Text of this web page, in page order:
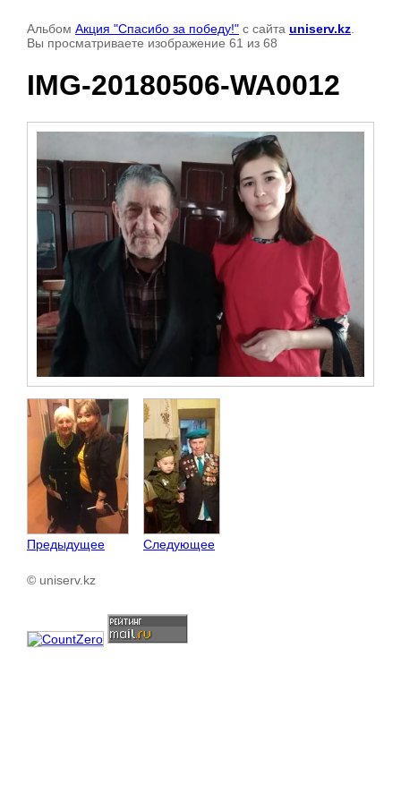
Альбом Акция "Спасибо за победу!" с сайта uniserv.kz
Вы просматриваете изображение 61 из 68
IMG-20180506-WA0012
Предыдущее Следующее
© uniserv.kz